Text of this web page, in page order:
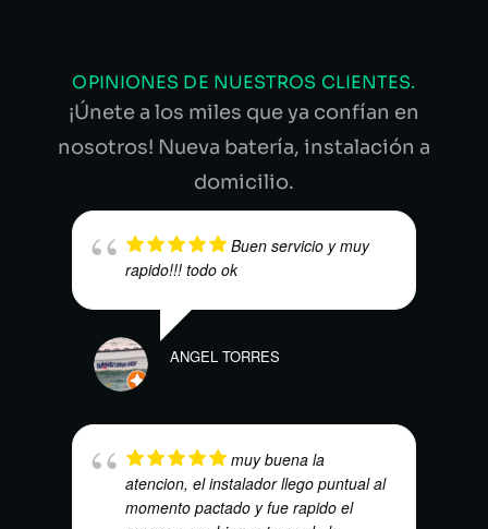
OPINIONES DE NUESTROS CLIENTES.
¡Únete a los miles que ya confían en
nosotros! Nueva batería, instalación a
domicilio.
Buen servicio y muy
rapido!!! todo ok
ANGEL TORRES
muy buena la
atencion, el instalador llego puntual al
momento pactado y fue rapido el